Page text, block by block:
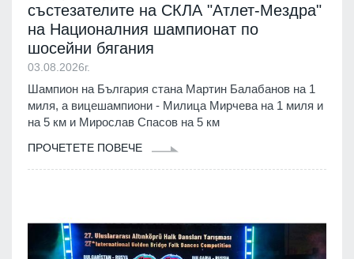
състезателите на СКЛА "Атлет-Мездра"
на Националния шампионат по
шосейни бягания
03.08.2026г.
Шампион на България стана Мартин Балабанов на 1
миля, а вицешампиони - Милица Мирчева на 1 миля и
на 5 км и Мирослав Спасов на 5 км
ПРОЧЕТЕТЕ ПОВЕЧЕ